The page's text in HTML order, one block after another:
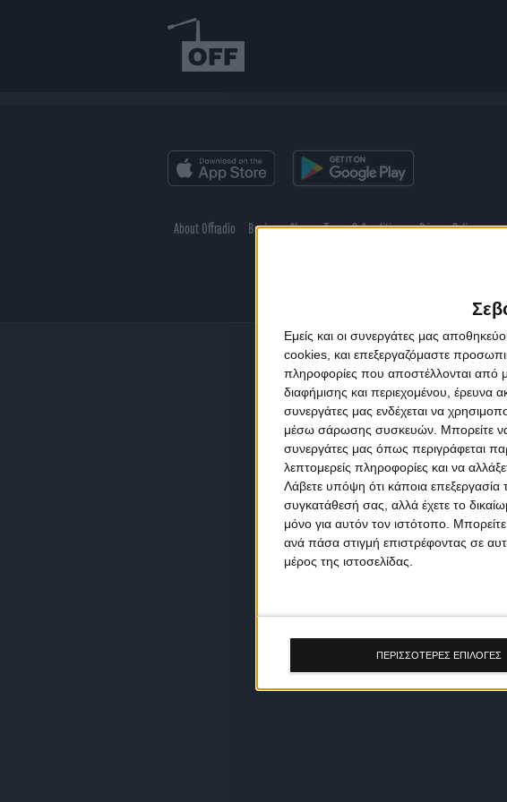
Εμείς και οι συνεργάτες μας
cookies, και επεξεργαζόμαστε
πληροφορίες που αποστέλλονται από
διαφήμισης και περιεχομένου, έρευνα
συνεργάτες μας ενδέχεται να
μέσω σάρωσης συσκευών. Μπορείτε να
συνεργάτες μας όπως περιγράφεται
λεπτομερείς πληροφορίες και να
Λάβετε υπόψη ότι κάποια
συγκατάθεσή σας, αλλά έχετε το
μόνο για αυτόν τον ιστότοπο.
ανά πάσα στιγμή επιστρέφοντας σε
μέρος της ιστοσελίδας.
ΠΕΡΙΣΣΟΤΕΡΕΣ ΕΠΙΛΟΓΕΣ
About Offradio Business Class Terms & Conditions Privacy Policy